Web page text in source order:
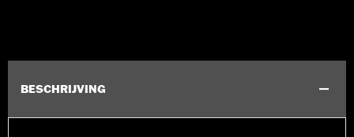
BESCHRIJVING